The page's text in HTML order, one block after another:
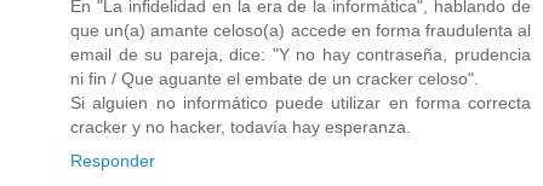
En "La infidelidad en la era de la informática", hablando de
que un(a) amante celoso(a) accede en forma fraudulenta al
email de su pareja, dice: "Y no hay contraseña, prudencia
ni fin / Que aguante el embate de un cracker celoso".
Si alguien no informático puede utilizar en forma correcta
cracker y no hacker, todavía hay esperanza.
Responder